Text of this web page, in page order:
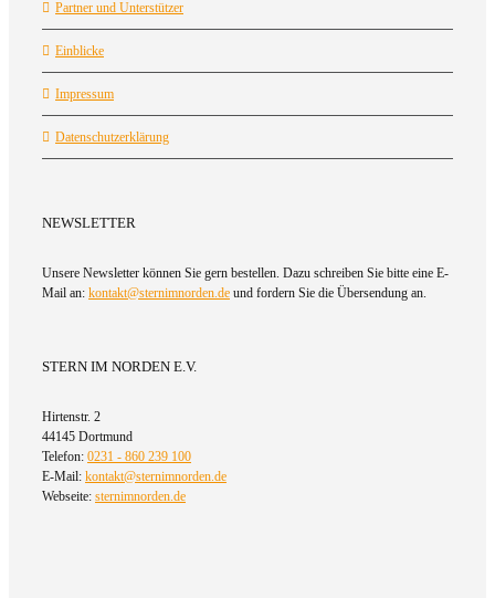
Partner und Unterstützer
Einblicke
Impressum
Datenschutzerklärung
NEWSLETTER
Unsere Newsletter können Sie gern bestellen. Dazu schreiben Sie bitte eine E-
Mail an: kontakt@sternimnorden.de und fordern Sie die Übersendung an.
STERN IM NORDEN E.V.
Hirtenstr. 2
44145 Dortmund
Telefon: 0231 - 860 239 100
E-Mail: kontakt@sternimnorden.de
Webseite: sternimnorden.de